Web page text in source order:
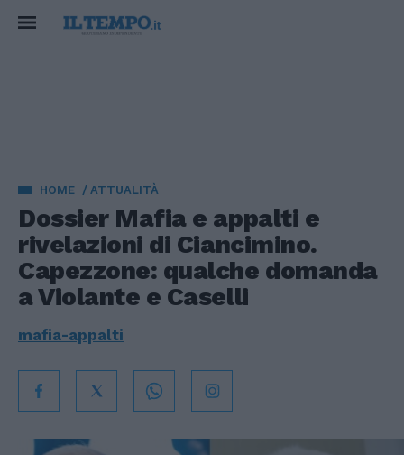
HOME ATTUALITÀ
Dossier Mafia e appalti e
rivelazioni di Ciancimino.
Capezzone: qualche domanda
a Violante e Caselli
mafia-appalti